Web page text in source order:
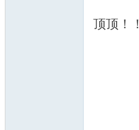
顶顶！！